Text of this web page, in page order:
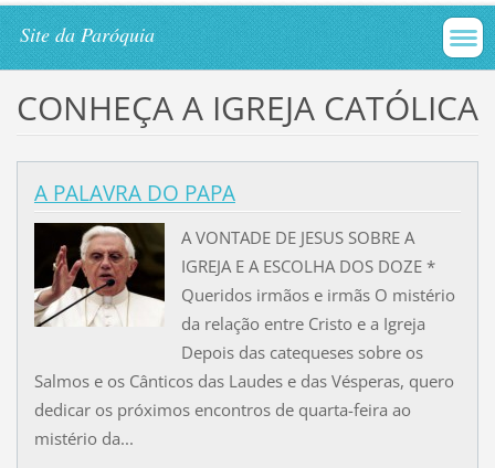
Site da Paróquia
CONHEÇA A IGREJA CATÓLICA
A PALAVRA DO PAPA
A VONTADE DE JESUS SOBRE A
IGREJA E A ESCOLHA DOS DOZE *
Queridos irmãos e irmãs O mistério
da relação entre Cristo e a Igreja
Depois das catequeses sobre os
Salmos e os Cânticos das Laudes e das Vésperas, quero
dedicar os próximos encontros de quarta-feira ao
mistério da...